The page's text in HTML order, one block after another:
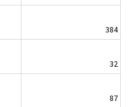
384
32
87